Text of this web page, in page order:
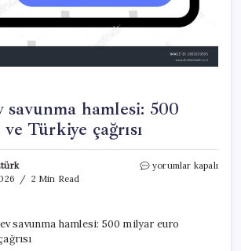
savunma hamlesi: 500
Türkiye çağrısı
2 Min Read
AB’den
milyar
yorumlar kapalı